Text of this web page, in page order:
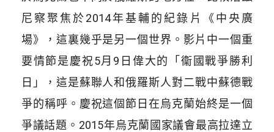
尼察聚焦於2014年基輔的紀錄片《中央廣
場》，這裏幾乎是另一個世界。影片中一個重
要情節是慶祝5月9日偉大的「衞國戰爭勝利
日」，這是蘇聯人和俄羅斯人對二戰中蘇德戰
爭的稱呼。慶祝這個節日在烏克蘭始終是一個
爭議話題。2015年烏克蘭國家議會最高拉達立